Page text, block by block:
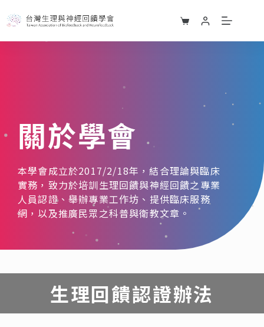
關於學會
本學會成立於2017/2/18年，結合理論與臨床
實務，致力於培訓生理回饋與神經回饋之專業
人員認證、舉辦專業工作坊、提供臨床服務
網，以及推廣民眾之科普與衛教文章。
生理回饋認證辦法